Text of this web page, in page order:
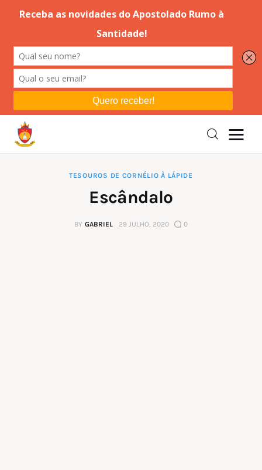
Editorial
Orações
Instruções
Espiritualidade
TESOUROS DE CORNÉLIO À LÁPIDE
Escândalo
BY GABRIEL 29 JULHO, 2020 0